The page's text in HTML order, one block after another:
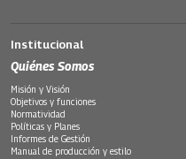
Institucional
Quiénes Somos
Misión y Visión
Objetivos y funciones
Normatividad
Políticas y Planes
Informes de Gestión
Manual de producción y estilo